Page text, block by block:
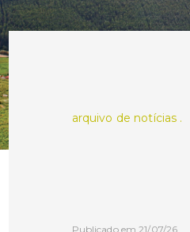
arquivo de notícias .
Publicado em 21/07/26